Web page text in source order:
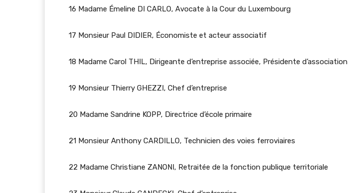
16 Madame Émeline DI CARLO, Avocate à la Cour du Luxembourg
17 Monsieur Paul DIDIER, Économiste et acteur associatif
18 Madame Carol THIL, Dirigeante d’entreprise associée, Présidente d’association
19 Monsieur Thierry GHEZZI, Chef d’entreprise
20 Madame Sandrine KOPP, Directrice d’école primaire
21 Monsieur Anthony CARDILLO, Technicien des voies ferroviaires
22 Madame Christiane ZANONI, Retraitée de la fonction publique territoriale